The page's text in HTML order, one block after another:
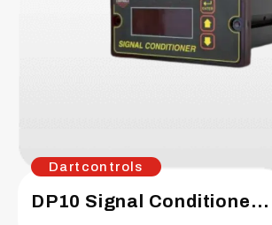
Dartcontrols
DP10 Signal Conditioner / Generator